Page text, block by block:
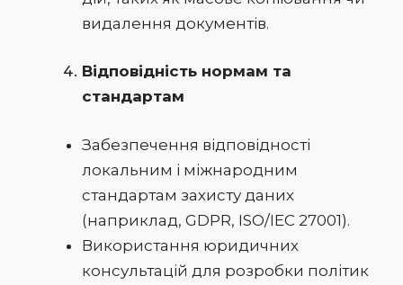
видалення документів.
Відповідність нормам та
стандартам
Забезпечення відповідності
локальним і міжнародним
стандартам захисту даних
(наприклад, GDPR, ISO/IEC 27001).
Використання юридичних
консультацій для розробки політик